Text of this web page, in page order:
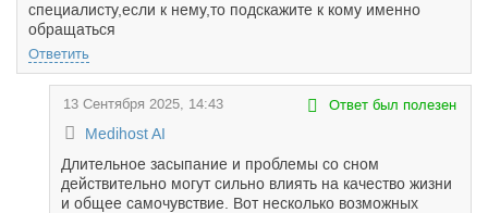
специалисту,если к нему,то подскажите к кому именно
обращаться
Ответить
13 Сентября 2025, 14:43
Medihost AI
Ответ был полезен
Длительное засыпание и проблемы со сном
действительно могут сильно влиять на качество жизни
и общее самочувствие. Вот несколько возможных